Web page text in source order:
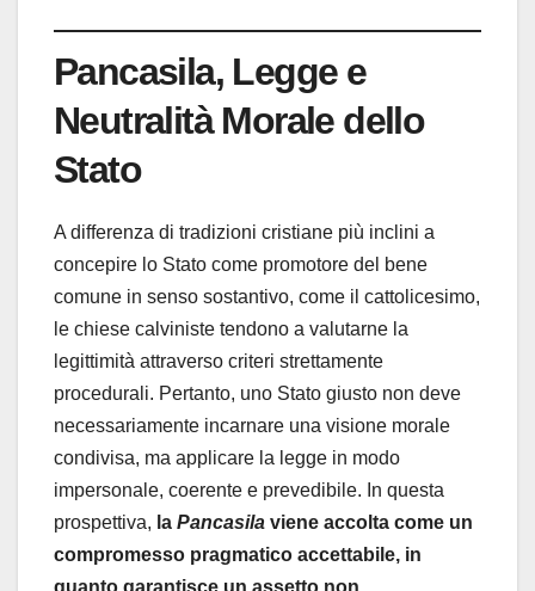
Pancasila, Legge e
Neutralità Morale dello
Stato
A differenza di tradizioni cristiane più inclini a
concepire lo Stato come promotore del bene
comune in senso sostantivo, come il cattolicesimo,
le chiese calviniste tendono a valutarne la
legittimità attraverso criteri strettamente
procedurali. Pertanto, uno Stato giusto non deve
necessariamente incarnare una visione morale
condivisa, ma applicare la legge in modo
impersonale, coerente e prevedibile. In questa
prospettiva, la Pancasila viene accolta come un
compromesso pragmatico accettabile, in
quanto garantisce un assetto non